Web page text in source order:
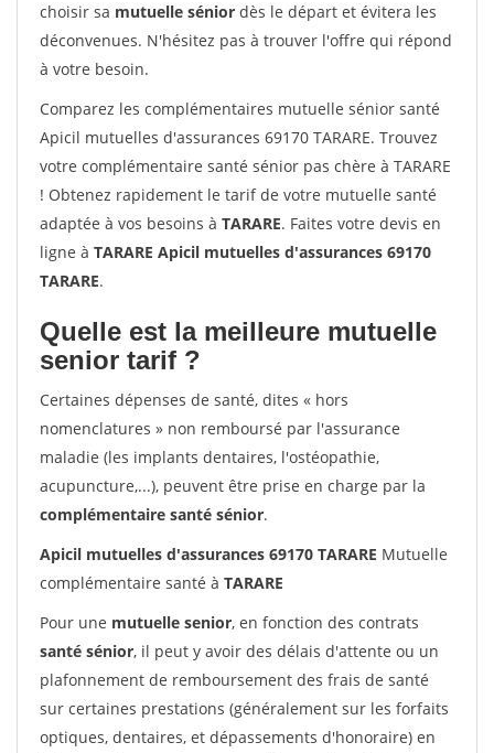
choisir sa mutuelle sénior dès le départ et évitera les
déconvenues. N'hésitez pas à trouver l'offre qui répond
à votre besoin.
Comparez les complémentaires mutuelle sénior santé
Apicil mutuelles d'assurances 69170 TARARE. Trouvez
votre complémentaire santé sénior pas chère à TARARE
! Obtenez rapidement le tarif de votre mutuelle santé
adaptée à vos besoins à TARARE. Faites votre devis en
ligne à TARARE Apicil mutuelles d'assurances 69170
TARARE.
Quelle est la meilleure mutuelle
senior tarif ?
Certaines dépenses de santé, dites « hors
nomenclatures » non remboursé par l'assurance
maladie (les implants dentaires, l'ostéopathie,
acupuncture,...), peuvent être prise en charge par la
complémentaire santé sénior.
Apicil mutuelles d'assurances 69170 TARARE Mutuelle
complémentaire santé à TARARE
Pour une mutuelle senior, en fonction des contrats
santé sénior, il peut y avoir des délais d'attente ou un
plafonnement de remboursement des frais de santé
sur certaines prestations (généralement sur les forfaits
optiques, dentaires, et dépassements d'honoraire) en